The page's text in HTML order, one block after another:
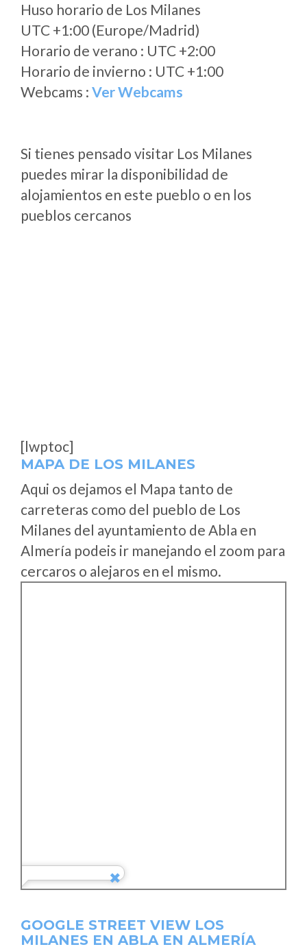
Huso horario de Los Milanes
UTC +1:00 (Europe/Madrid)
Horario de verano : UTC +2:00
Horario de invierno : UTC +1:00
Webcams : Ver Webcams
Si tienes pensado visitar Los Milanes
puedes mirar la disponibilidad de
alojamientos en este pueblo o en los
pueblos cercanos
[lwptoc]
MAPA DE LOS MILANES
Aqui os dejamos el Mapa tanto de
carreteras como del pueblo de Los
Milanes del ayuntamiento de Abla en
Almería podeis ir manejando el zoom para
cercaros o alejaros en el mismo.
GOOGLE STREET VIEW LOS
MILANES EN ABLA EN ALMERÍA